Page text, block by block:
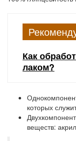
Как
лаком?
которых
веществ: